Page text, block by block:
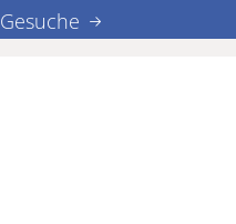
Gesuche